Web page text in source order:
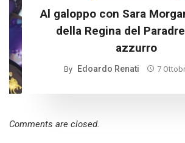
Al galoppo con Sara
della Regina del
azzurro
By Edoardo Renati 7
Comments are closed.